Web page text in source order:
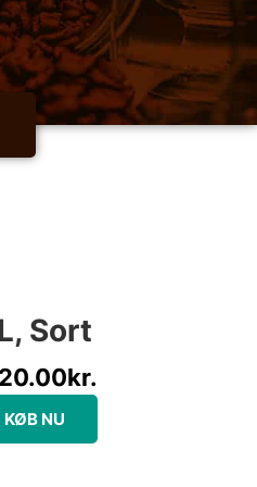
Sort
kr.
KØB NU